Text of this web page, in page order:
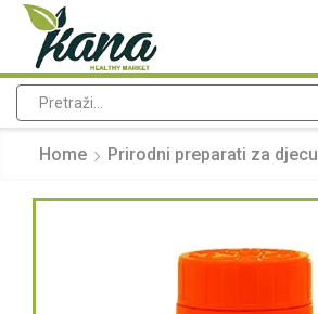
Home Prirodni preparati za djecu